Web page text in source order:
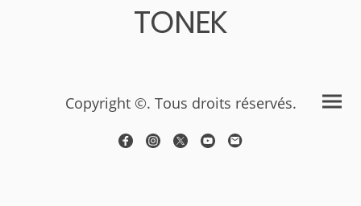
TONEK
Copyright ©. Tous droits réservés.